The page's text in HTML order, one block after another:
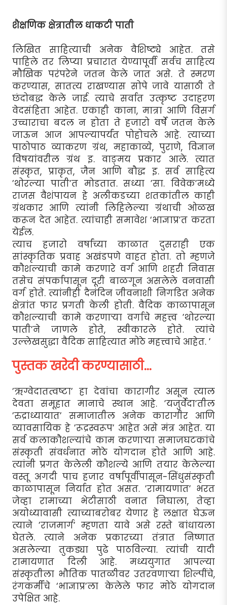
शैक्षणिक क्षेत्रातील धाकटी पाती
लिखित साहित्याची अनेक वैशिष्ट्ये आहेत. तसे
पाहिले तर लिप्या प्रचारात येण्यापूर्वी सर्वच साहित्य
मौखिक परंपरेने जतन केले जात असे. ते स्मरण
करण्यास, सातत्य राखण्यास सोपे जावे यासाठी ते
छंदोबद्ध केले जाई. त्याचे सर्वात उत्कृष्ट उदाहरण
वेदसंहिता आहेत. एकाही काना, मात्रा आणि विसर्ग
उच्चाराचा बदल न होता ते हजारो वर्षे जतन केले
जाऊन आज आपल्यापर्यंत पोहोचले आहे. त्याच्या
पाठोपाठ व्याकरण ग्रंथ, महाकाव्ये, पुराणे, विज्ञान
विषयांवरील ग्रंथ इ. वाङ्मय प्रकार आले. त्यात
संस्कृत, प्राकृत, जैन आणि बौद्ध इ. सर्व साहित्य
’थोरल्या पाती’त मोडतात. सध्या ’सा. विवेक’मध्ये
राजस वैशंपायन हे अलीकडच्या शतकांतील काही
ग्रंथकार आणि त्यांनी लिहिलेल्या ग्रंथाची ओळख
करून देत आहेत. त्यांचाही समावेश ‘भाज्ञाप्र’त करता
येईल.
त्याच हजारो वर्षांच्या काळात दुसराही एक
सांस्कृतिक प्रवाह अखंडपणे वाहत होता. तो म्हणजे
कौशल्याची कामे करणारे वर्ग आणि शहरी निवास
तसेच संपर्कापासून दूरी बाळगून असलेले वनवासी
वर्ग होते. त्यांनीही दैनंदिन जीवनाशी निगडित अनेक
क्षेत्रांत फार प्रगती केली होती. वैदिक काळापासून
कौशल्याची कामे करणार्‍या वर्गाचे महत्त्व ’थोरल्या
पाती’ने जाणले होते, स्वीकारले होते. त्यांचे
उल्लेखसुद्धा वैदिक साहित्यात मोठे महत्त्वाचे आहेत. ’
पुस्तक खरेदी करण्यासाठी...
’ऋग्वेदातत्वष्टा’ हा देवांचा कारागीर असून त्याल
देवता समूहात मानाचे स्थान आहे. ’यजुर्वेदा’तील
’रुद्राध्यायात’ समाजातील अनेक कारागीर आणि
व्यावसायिक हे ’रूद्रस्वरूप’ आहेत असे मंत्र आहेत. या
सर्व कलाकौशल्यांचे काम करणार्‍या समाजघटकांचे
संस्कृती संवर्धनात मोठे योगदान होते आणि आहे.
त्यांनी प्रगत केलेली कौशल्ये आणि तयार केलेल्या
वस्तू अगदी पाच हजार वर्षांपूर्वीपासून-सिंधुसंस्कृती
काळापासून निर्यात होत असत. ’रामायणात’ भरत
जेव्हा रामाच्या भेटीसाठी वनात निघाला, तेव्हा
अयोध्यावासी त्याच्याबरोबर येणार हे लक्षात घेऊन
त्याने ’राजमार्ग’ म्हणता यावे असे रस्ते बांधायला
घेतले. त्याने अनेक प्रकारच्या तंत्रात निष्णात
असलेल्या तुकड्या पुढे पाठविल्या. त्यांची यादी
रामायणात दिली आहे. मध्ययुगात आपल्या
संस्कृतीला भौतिक पातळीवर उतरवणार्‍या शिल्पींचे,
रंगकर्मींचे ‘भाज्ञाप्र’ला केलेले फार मोठे योगदान
उपेक्षित आहे.